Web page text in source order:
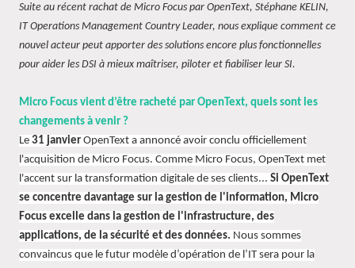
Suite au récent rachat de Micro Focus par OpenText, Stéphane KELIN,
IT Operations Management Country Leader, nous explique comment ce
nouvel acteur peut apporter des solutions encore plus fonctionnelles
pour aider les DSI à mieux maîtriser, piloter et fiabiliser leur SI.
Micro Focus vient d’être racheté par OpenText, quels sont les
changements à venir ?
Le 31 janvier OpenText a annoncé avoir conclu officiellement
l'acquisition de Micro Focus. Comme Micro Focus, OpenText met
l'accent sur la transformation digitale de ses clients... Si OpenText
se concentre davantage sur la gestion de l'information, Micro
Focus excelle dans la gestion de l'infrastructure, des
applications, de la sécurité et des données. Nous sommes
convaincus que le futur modèle d’opération de l’IT sera pour la